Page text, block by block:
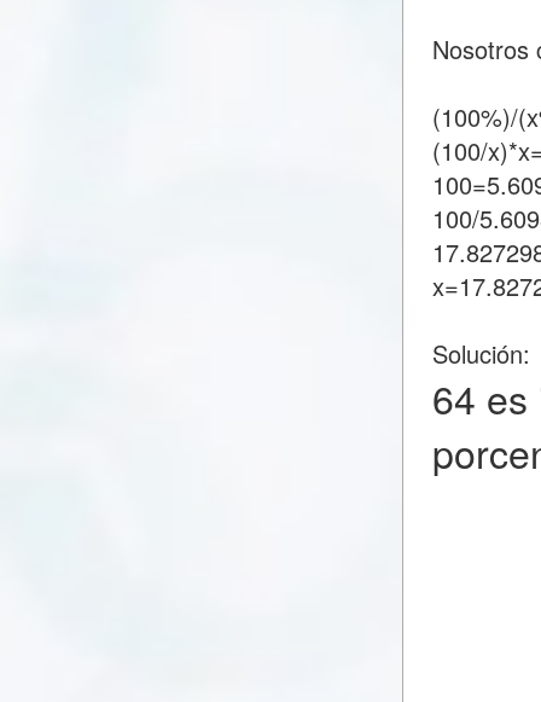
Nosotros
(100%)/
(100/
100/
Solución:
64